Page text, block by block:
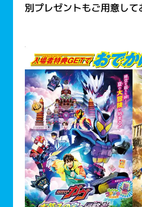
別プレゼントもご用意して